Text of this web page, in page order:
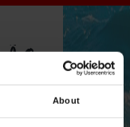
About
e
Surf